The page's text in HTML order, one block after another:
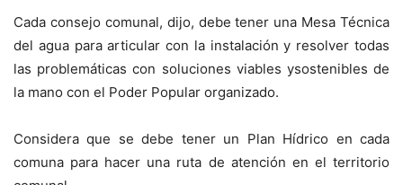
Cada consejo comunal, dijo, debe tener una Mesa Técnica
del agua para articular con la instalación y resolver todas
las problemáticas con soluciones viables ysostenibles de
la mano con el Poder Popular organizado.
Considera que se debe tener un Plan Hídrico en cada
comuna para hacer una ruta de atención en el territorio